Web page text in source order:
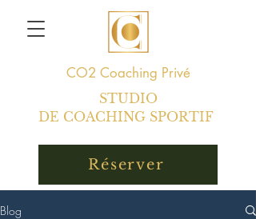
CO2 Coaching Privé
STUDIO
DE COACHING SPORTIF
Réserver
Blog